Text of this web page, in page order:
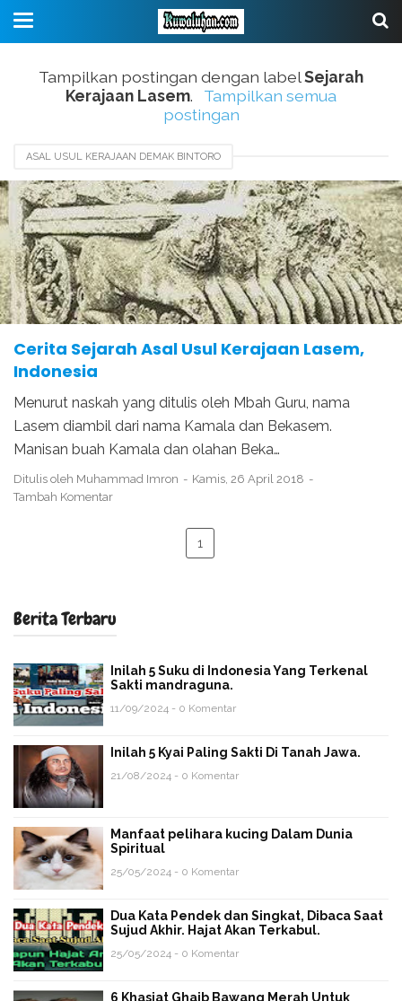
Tampilkan postingan dengan labelSejarah
Kerajaan Lasem.
Tampilkan semua
postingan
ASAL USUL KERAJAAN DEMAK BINTORO
ASAL USUL KERAJAAN LASEM AWAL MULA KERAJAAN LASEM
KERAJAAN MATARAM PENDIRI KERAJAAN MATARAM KUNO
SEJARAH KERAJAAN KALINGGA SEJARAH KERAJAAN LASEM
Cerita Sejarah Asal Usul Kerajaan Lasem,
Indonesia
Menurut naskah yang ditulis oleh Mbah Guru, nama
Lasem diambil dari nama Kamala dan Bekasem.
Manisan buah Kamala dan olahan Beka…
Ditulis oleh Muhammad Imron
Kamis, 26 April 2018
Tambah Komentar
1
Berita Terbaru
Inilah 5 Suku di Indonesia Yang Terkenal
Sakti mandraguna.
11/09/2024 - 0 Komentar
Inilah 5 Kyai Paling Sakti Di Tanah Jawa.
21/08/2024 - 0 Komentar
Manfaat pelihara kucing Dalam Dunia
Spiritual
25/05/2024 - 0 Komentar
Dua Kata Pendek dan Singkat, Dibaca Saat
Sujud Akhir. Hajat Akan Terkabul.
25/05/2024 - 0 Komentar
6 Khasiat Ghaib Bawang Merah Untuk